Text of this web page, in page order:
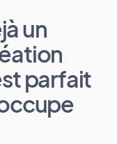
un
parfait